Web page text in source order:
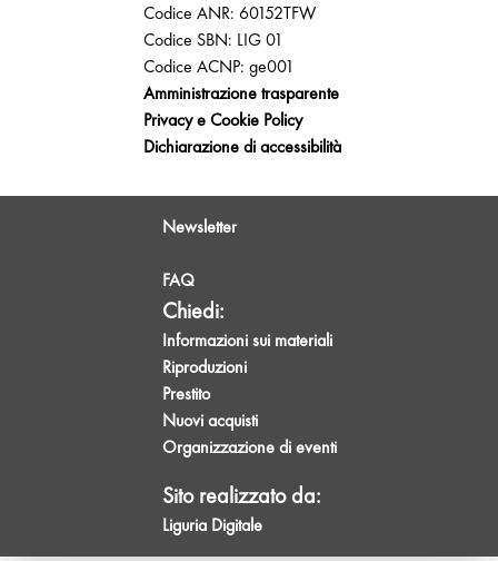
Codice ANR: 60152TFW
Codice SBN: LIG 01
Codice ACNP: ge001
Amministrazione trasparente
Privacy e Cookie Policy
Dichiarazione di accessibilità
Newsletter
FAQ
Chiedi:
Informazioni sui materiali
Riproduzioni
Prestito
Nuovi acquisti
Organizzazione di eventi
Sito realizzato da:
Liguria Digitale